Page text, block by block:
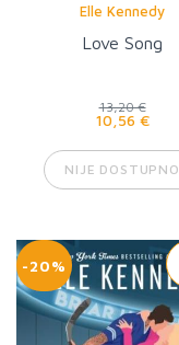
Elle Kennedy
Love Song
13,20 €
10,56 €
NIJE DOSTUPNO
-20%